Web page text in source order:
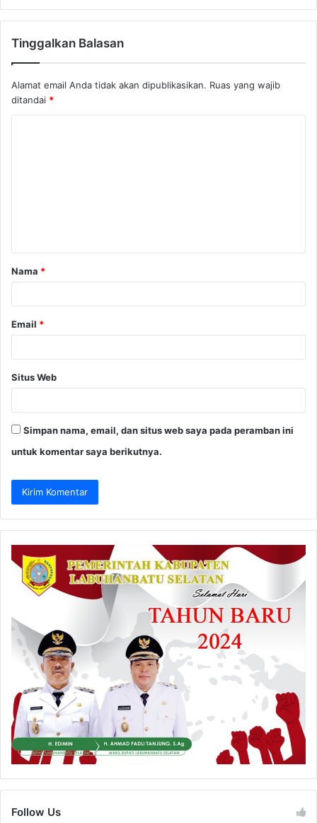
Tinggalkan Balasan
Alamat email Anda tidak akan dipublikasikan. Ruas yang wajib
ditandai *
a
r
Nama *
Email *
Situs Web
Simpan nama, email, dan situs web saya pada peramban ini
untuk komentar saya berikutnya.
Follow Us